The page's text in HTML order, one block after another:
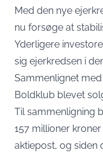
Med den nye
nu forsøge at
Yderligere
sig ejerkredsen i
Sammenlignet
Boldklub blevet
Til sammenligning
157 millioner
aktiepost, og siden